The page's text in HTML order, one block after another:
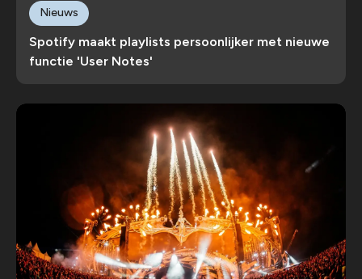
Spotify maakt playlists persoonlijker met nieuwe
functie 'User Notes'
Nieuws